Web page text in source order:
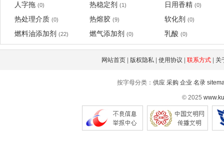
人字拖 (0) 热稳定剂 (1) 日用香精 (0)
热处理介质 (0) 热熔胶 (9) 软化剂 (0)
燃料油添加剂 (22) 燃气添加剂 (0) 乳酸 (0)
网站首页| 版权隐私| 使用协议 联系方式| 关
按字母分类： 供应 采购 企业 名录
© 2025